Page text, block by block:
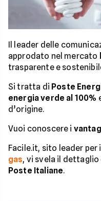
Il leader delle
approdato nel mercato
trasparente e
Si tratta di Poste
energia verde al 100%
d’origine.
Vuoi conoscere i
Facile.it, sito leader
gas, vi svela il dettaglio
Poste Italiane.